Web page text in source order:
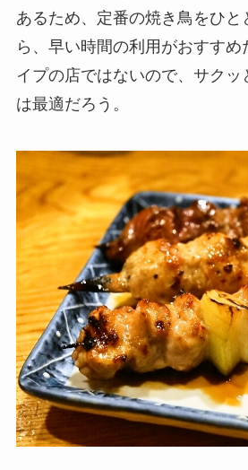
あるため、定番の焼き鳥をひと
ら、早い時間の利用がおすすめ
イプの店ではないので、サクッ
は最適だろう。